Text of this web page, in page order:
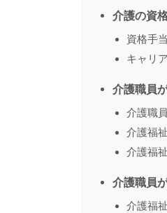
介護の資
資格手
キャリ
介護職員
介護職
介護福
介護福
介護職員
介護福